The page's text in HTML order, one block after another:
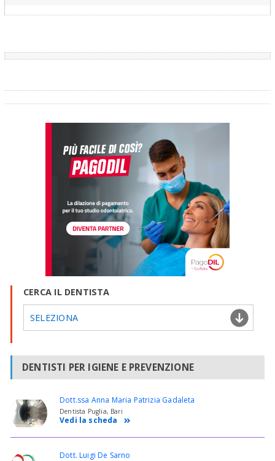
CERCA IL DENTISTA
SELEZIONA
DENTISTI PER IGIENE E PREVENZIONE
Dott.ssa Anna Maria Patrizia Gadaleta
Dentista Puglia, Bari
Vedi la scheda
Dott. Luigi De Sarno